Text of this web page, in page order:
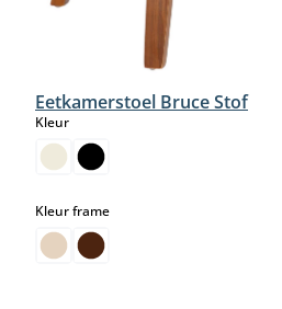
Eetkamerstoel Bruce Stof
Kleurselect
Kleur frameselect